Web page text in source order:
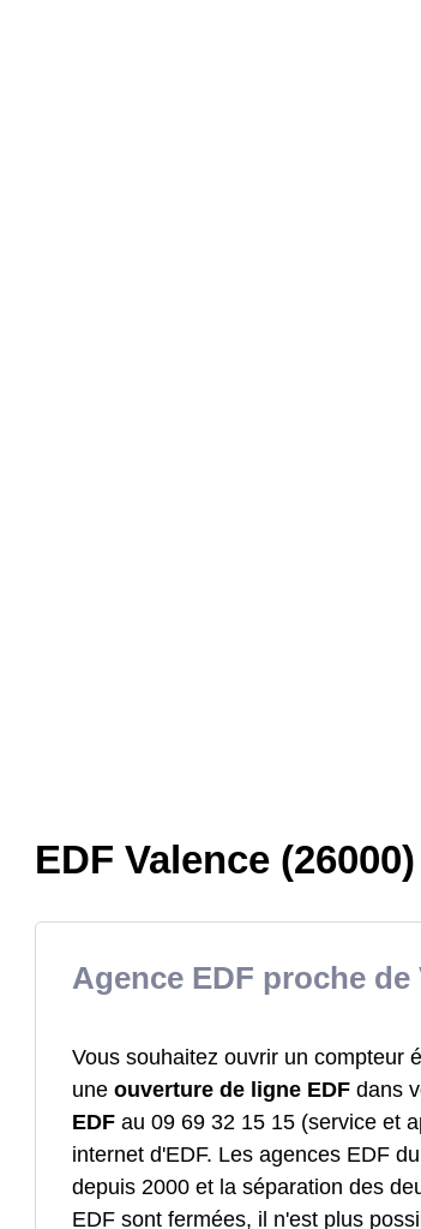
EDF Valence (26000)
Agence EDF proche de
Vous souhaitez ouvrir un compteur
une ouverture de ligne EDF dans
EDF au 09 69 32 15 15 (service et
internet d'EDF. Les agences EDF
depuis 2000 et la séparation des
EDF sont fermées, il n'est plus